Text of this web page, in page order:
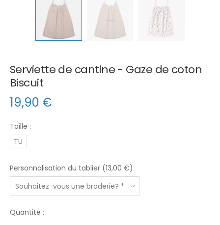
Serviette de cantine - Gaze de coton
Biscuit
19,90 €
Taille :
TU
Personnalisation du tablier (13,00 €)
Quantité :